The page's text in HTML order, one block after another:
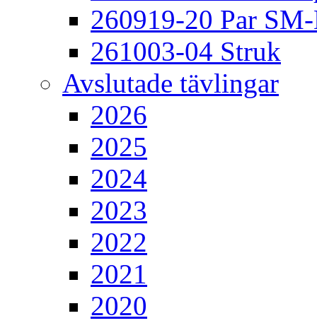
260919-20 Par
261003-04 Struk
Avslutade tävlingar
2026
2025
2024
2023
2022
2021
2020